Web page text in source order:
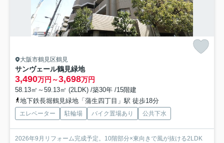
大阪市鶴見区鶴見
サンヴェール鶴見緑地
3,490万円～3,698万円
58.13㎡～59.13㎡ (2LDK) /築30年 /15階建
地下鉄長堀鶴見緑地「蒲生四丁目」駅 徒歩18分
エレベーター 駐輪場 バイク置場あり 公共下水
2026年9月リフォーム完成予定。10階部分×東向きで風が抜ける2LDK